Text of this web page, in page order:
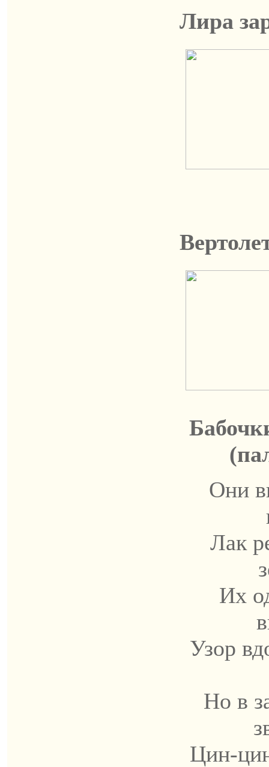
Лира
Они
Лак
Их
Узор
Но в
Цин-